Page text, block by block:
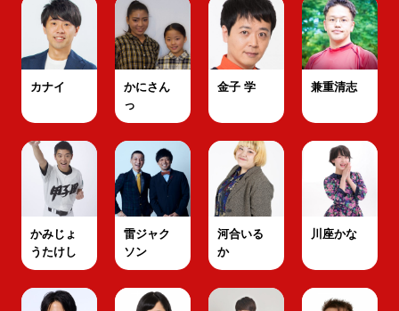
カナイ
かにさん
っ
金子 学 兼重清志
かみじょ
うたけし
雷ジャク
ソン
河合いる
か
川座かな